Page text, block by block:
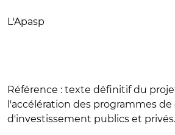
L'Apasp
Référence : texte définitif du
l'accélération des programmes
d'investissement publics et privés.